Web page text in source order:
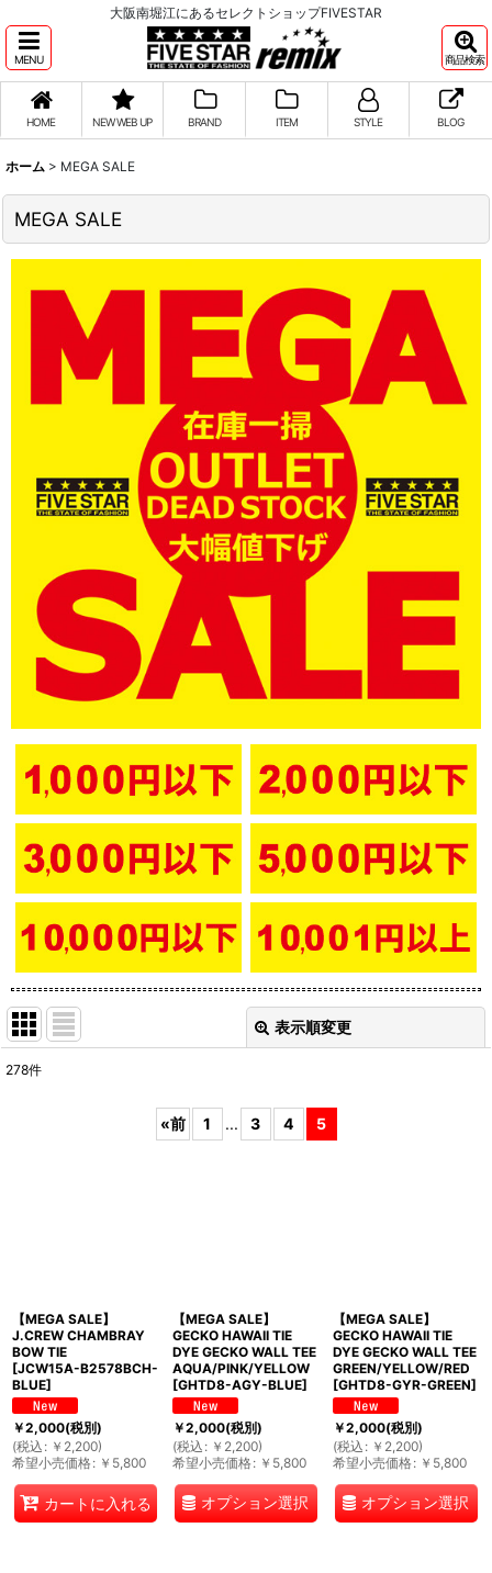
大阪南堀江にあるセレクトショップFIVESTAR
MENU 商品検索
HOME NEW WEB UP BRAND ITEM STYLE BLOG
ホーム > MEGA SALE
MEGA SALE
表示順変更
278件
«前 1 ... 3 4 5
【MEGA SALE】
J.CREW CHAMBRAY
BOW TIE
[JCW15A-B2578BCH-
BLUE]
￥2,000(税別)
(税込 : ￥ 2,200)
希望小売価格: ￥ 5,800
カートに入れる
【MEGA SALE】
GECKO HAWAII TIE
DYE GECKO WALL TEE
AQUA/PINK/YELLOW
[GHTD8-AGY-BLUE]
￥2,000(税別)
(税込 : ￥ 2,200)
希望小売価格: ￥ 5,800
オプション選択
【MEGA SALE】
GECKO HAWAII TIE
DYE GECKO WALL TEE
GREEN/YELLOW/RED
[GHTD8-GYR-GREEN]
￥2,000(税別)
(税込 : ￥ 2,200)
希望小売価格: ￥ 5,800
オプション選択